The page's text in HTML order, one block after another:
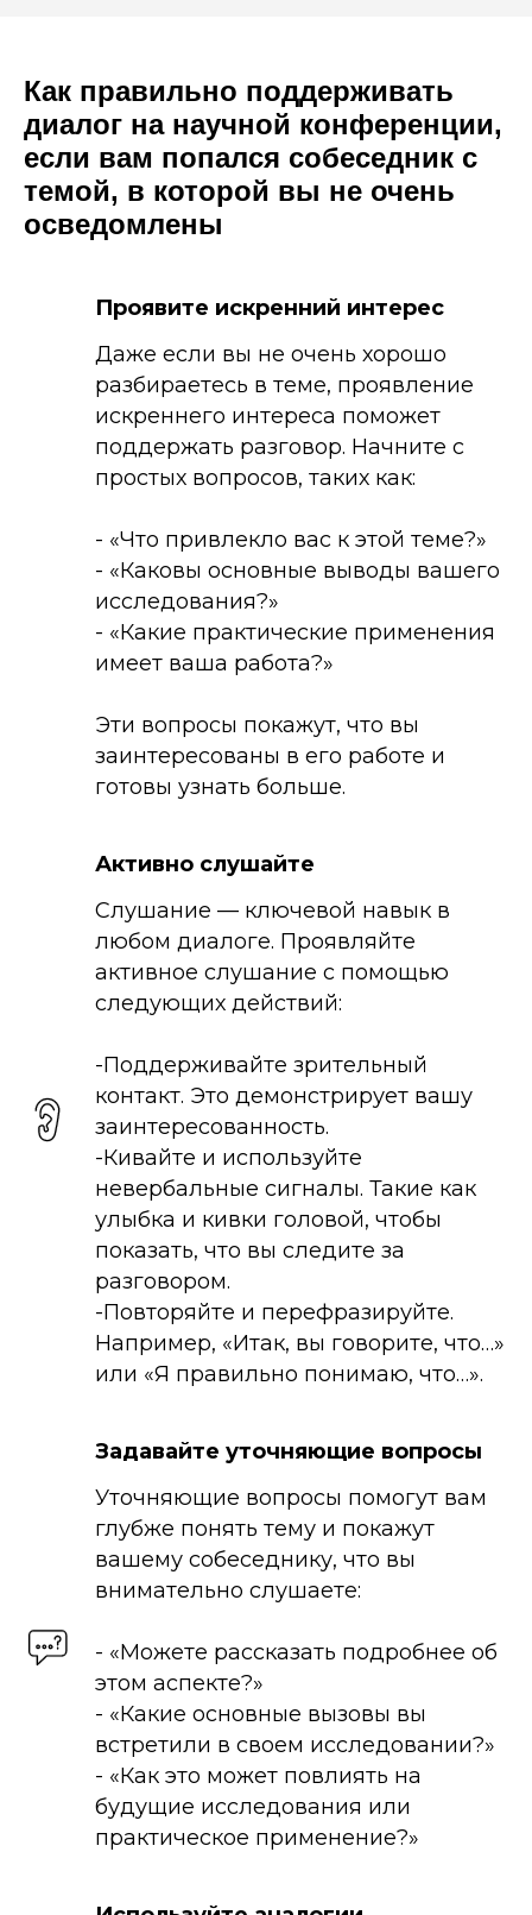
Как правильно поддерживать
диалог на научной конференции,
если вам попался собеседник с
темой, в которой вы не очень
осведомлены
Проявите искренний интерес
Даже если вы не очень хорошо
разбираетесь в теме, проявление
искреннего интереса поможет
поддержать разговор. Начните с
простых вопросов, таких как:
- «Что привлекло вас к этой теме?»
- «Каковы основные выводы вашего
исследования?»
- «Какие практические применения
имеет ваша работа?»
Эти вопросы покажут, что вы
заинтересованы в его работе и
готовы узнать больше.
Активно слушайте
Слушание — ключевой навык в
любом диалоге. Проявляйте
активное слушание с помощью
следующих действий:
-Поддерживайте зрительный
контакт. Это демонстрирует вашу
заинтересованность.
-Кивайте и используйте
невербальные сигналы. Такие как
улыбка и кивки головой, чтобы
показать, что вы следите за
разговором.
-Повторяйте и перефразируйте.
Например, «Итак, вы говорите, что…»
или «Я правильно понимаю, что…».
Задавайте уточняющие вопросы
Уточняющие вопросы помогут вам
глубже понять тему и покажут
вашему собеседнику, что вы
внимательно слушаете:
- «Можете рассказать подробнее об
этом аспекте?»
- «Какие основные вызовы вы
встретили в своем исследовании?»
- «Как это может повлиять на
будущие исследования или
практическое применение?»